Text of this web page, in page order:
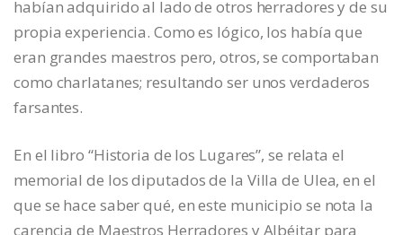
habían adquirido al lado de otros herradores y de su
propia experiencia. Como es lógico, los había que
eran grandes maestros pero, otros, se comportaban
como charlatanes; resultando ser unos verdaderos
farsantes.
En el libro “Historia de los Lugares”, se relata el
memorial de los diputados de la Villa de Ulea, en el
que se hace saber qué, en este municipio se nota la
carencia de Maestros Herradores y Albéitar para